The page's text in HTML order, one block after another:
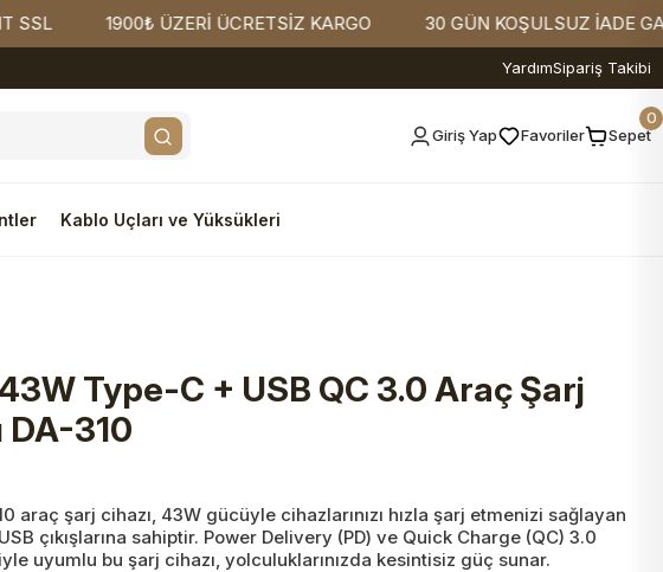
1900₺ ÜZERİ ÜCRETSİZ KARGO 30 GÜN KOŞULSUZ İADE
YardımSipariş Takibi
Giriş Yap Favoriler Sepet
0
Kablo Uçları ve Yüksükleri
Type-C + USB QC 3.0 Araç Şarj
DA-310
araç şarj cihazı, 43W gücüyle cihazlarınızı hızla şarj etmenizi sağlayan
çıkışlarına sahiptir. Power Delivery (PD) ve Quick Charge (QC) 3.0
uyumlu bu şarj cihazı, yolculuklarınızda kesintisiz güç sunar.